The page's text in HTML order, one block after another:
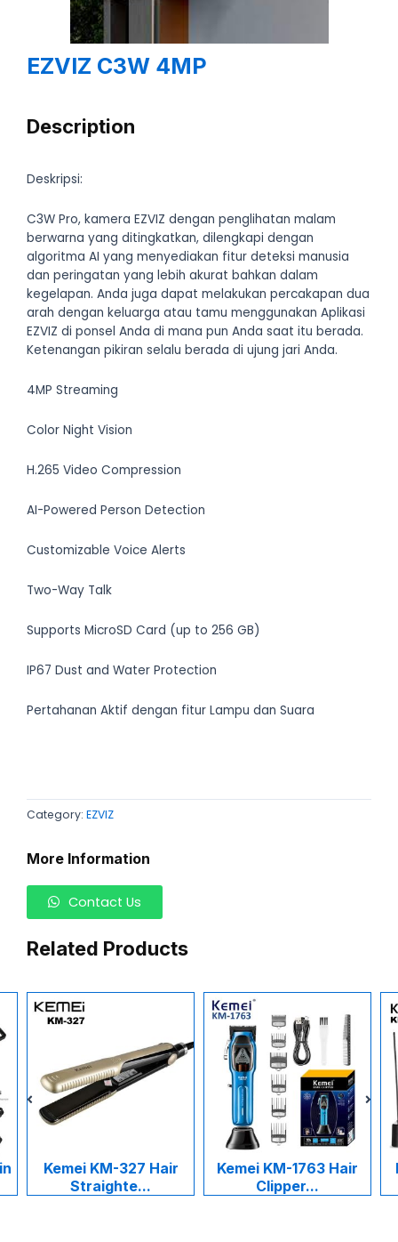
EZVIZ C3W 4MP
Description
Deskripsi:
C3W Pro, kamera EZVIZ dengan penglihatan malam
berwarna yang ditingkatkan, dilengkapi dengan
algoritma AI yang menyediakan fitur deteksi manusia
dan peringatan yang lebih akurat bahkan dalam
kegelapan. Anda juga dapat melakukan percakapan dua
arah dengan keluarga atau tamu menggunakan Aplikasi
EZVIZ di ponsel Anda di mana pun Anda saat itu berada.
Ketenangan pikiran selalu berada di ujung jari Anda.
4MP Streaming
Color Night Vision
H.265 Video Compression
AI-Powered Person Detection
Customizable Voice Alerts
Two-Way Talk
Supports MicroSD Card (up to 256 GB)
IP67 Dust and Water Protection
Pertahanan Aktif dengan fitur Lampu dan Suara
Category: EZVIZ
More Information
Contact Us
Related Products
Kemei KM-327 Hair
Straighte...
Kemei KM-1763 Hair
Clipper...